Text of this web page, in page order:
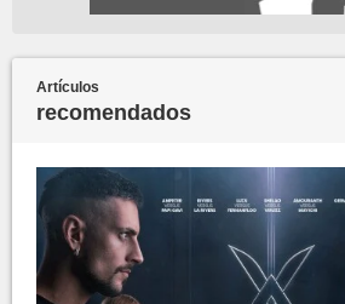
Artículos
recomendados